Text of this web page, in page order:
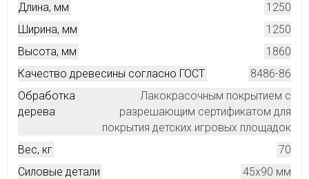
Длина, мм
1250
Ширина, мм
1250
Высота, мм
1860
Качество древесины согласно ГОСТ
8486-86
Обработка
дерева
Лакокрасочным покрытием с
разрешающим сертификатом для
покрытия детских игровых площадок
Вес, кг
70
Силовые детали
45х90 мм